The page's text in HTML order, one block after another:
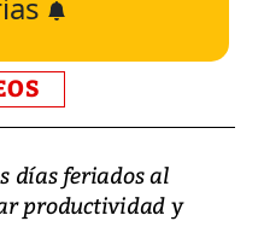
días feriados al
productividad y